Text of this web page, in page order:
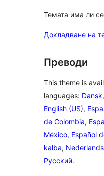
Темата има ли
Докладване на
Преводи
This theme is
languages: Dansk,
English (US),
de Colombia,
México, Español
kalba,
Русский.